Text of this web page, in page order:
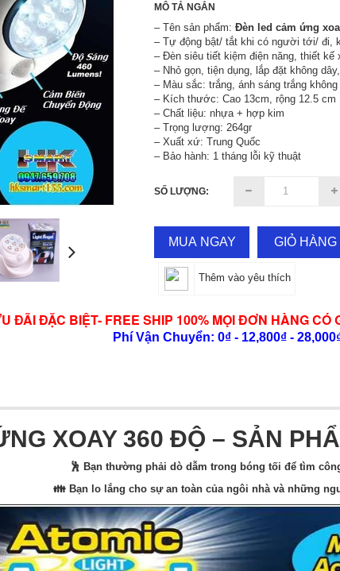
MÔ TẢ NGẮN
– Tên sản phẩm:Đèn led cảm ứng
– Tự động bật/ tắt khi có người tới/ đi,
– Đèn siêu tiết kiệm điện năng, thiết kế
– Nhỏ gọn, tiện dụng, lắp đặt không
– Màu sắc: trắng, ánh sáng trắng
– Kích thước: Cao 13cm, rộng 12.5 cm
– Chất liệu: nhựa + hợp kim
– Trọng lượng: 264gr
– Xuất xứ: Trung Quốc
– Bảo hành: 1 tháng lỗi kỹ thuật
SỐ LƯỢNG:
MUA NGAY GIỎ HÀNG
Thêm vào yêu thích
ĐÃI ĐẶC BIỆT- FREE SHIP 100% MỌI ĐƠN HÀNG CÓ
Phí Vận Chuyển: 0₫ - 12,800₫ -
XOAY 360 ĐỘ – SẢN
🕺 Bạn thường phải dò dẫm trong bóng tối để tìm
👪 Bạn lo lắng cho sự an toàn của ngôi nhà và những